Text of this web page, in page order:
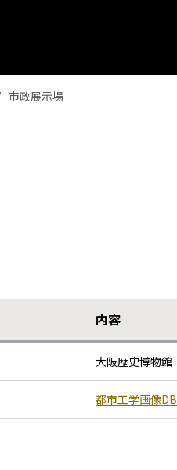
市政展示場
内容
大阪歴史博物館
都市工学画像DB